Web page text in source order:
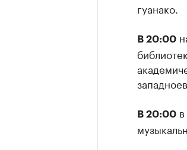
гуанако.
В 20:00
В 20:00в